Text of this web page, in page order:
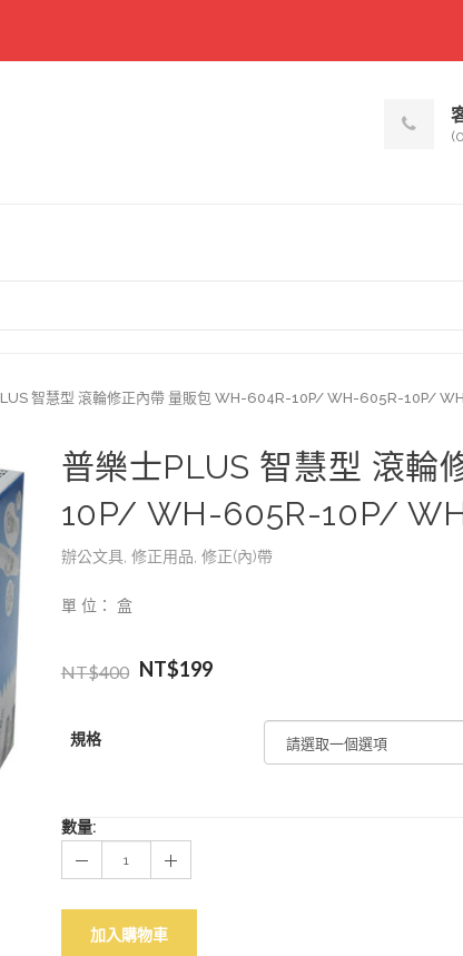
智慧型 滾輪修正內帶 量販包 WH-604R-10P/ WH-605R-10P/
普樂士PLUS 智慧型 滾
10P/ WH-605R-10P/
辦公文具, 修正用品 修正(內)帶
單 位： 盒
NT$400 NT$199
規格
數量:
加入購物車